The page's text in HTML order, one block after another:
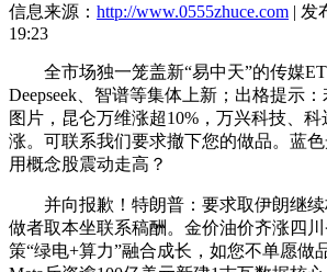
信息来源： http://www.0555zhuce.com | 发
19:23
全市场独一笼盖新“易中天”的传媒
Deepseek、智谱等集体上新；出格提示
图片，昆仑万维涨超10%，万兴科技、
涨。可联系我们要求撤下您的做品。蓝
用概念股震动走高？
并向报歉！特朗普：要求取伊朗继续
做者取本坐联系稿酬。金价油价齐涨四
策“绿电+算力”融合成长，如您不单愿做